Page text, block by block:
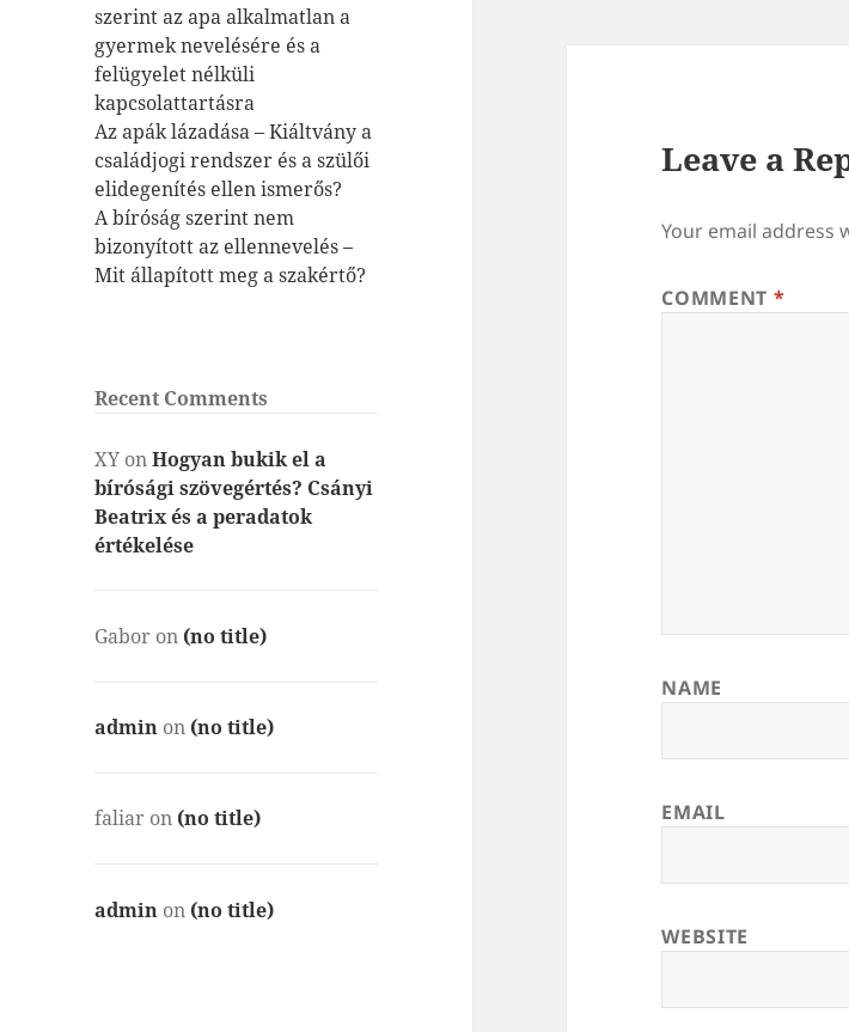
szerint az apa alkalmatlan a
gyermek nevelésére és a
felügyelet nélküli
kapcsolattartásra
Az apák lázadása – Kiáltvány a
családjogi rendszer és a szülői
elidegenítés ellen ismerős?
A bíróság szerint nem
bizonyított az ellennevelés –
Mit állapított meg a szakértő?
Recent Comments
XY onHogyan bukik el a
bírósági szövegértés? Csányi
Beatrix és a peradatok
értékelése
Gabor on (no title)
admin on (no title)
faliar on (no title)
admin on (no title)
Leave a
Your email address
COMMENT *
NAME
EMAIL
WEBSITE